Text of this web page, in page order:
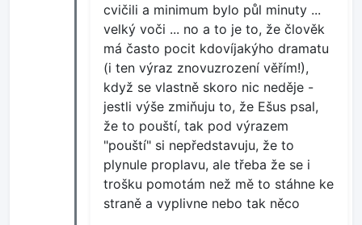
cvičili a minimum bylo půl minuty ...
velký voči ... no a to je to, že člověk
má často pocit kdovíjakýho dramatu
(i ten výraz znovuzrození věřím!),
když se vlastně skoro nic neděje -
jestli výše zmiňuju to, že Ešus psal,
že to pouští, tak pod výrazem
"pouští" si nepředstavuju, že to
plynule proplavu, ale třeba že se i
trošku pomotám než mě to stáhne ke
straně a vyplivne nebo tak něco